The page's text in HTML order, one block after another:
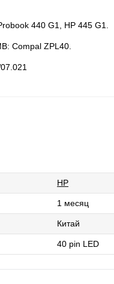
440 G1, HP 445 G1.
Compal ZPL40.
HP
1 месяц
Китай
40 pin LED